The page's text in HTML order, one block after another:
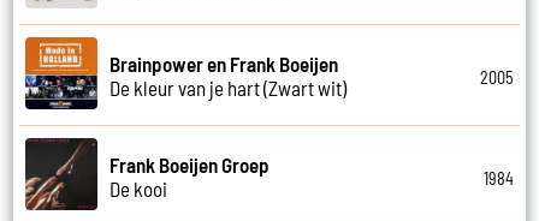
Brainpower en Frank Boeijen
De kleur van je hart (Zwart wit)
2005
Frank Boeijen Groep
De kooi
1984